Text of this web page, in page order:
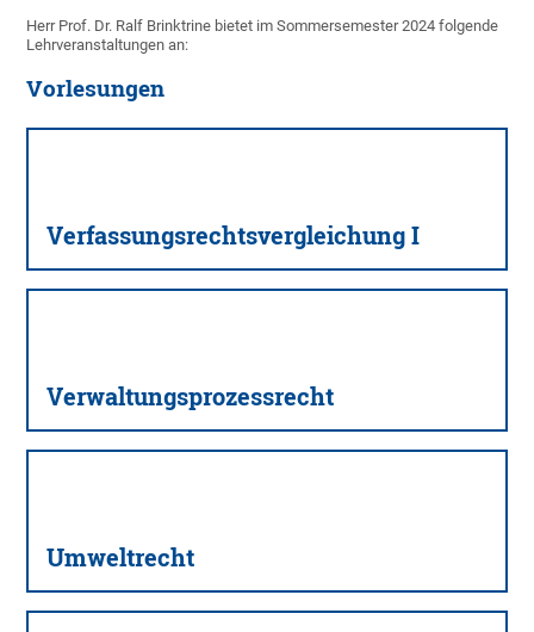
Herr Prof. Dr. Ralf Brinktrine bietet im Sommersemester 2024 folgende
Lehrveranstaltungen an:
Vorlesungen
Verfassungsrechtsvergleichung I
Verwaltungsprozessrecht
Umweltrecht